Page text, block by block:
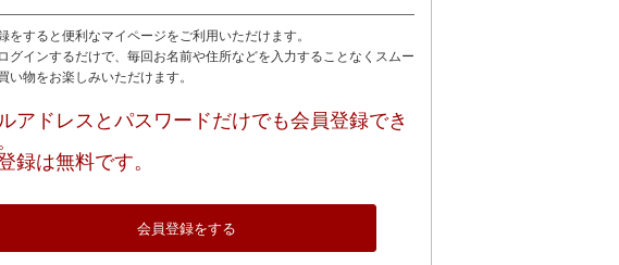
をすると便利なマイページをご利用いただけます。
グインするだけで、毎回お名前や住所などを入力することなくスムー
い物をお楽しみいただけます。
アドレスとパスワードだけでも会員登録でき
録は無料です。
会員登録をする